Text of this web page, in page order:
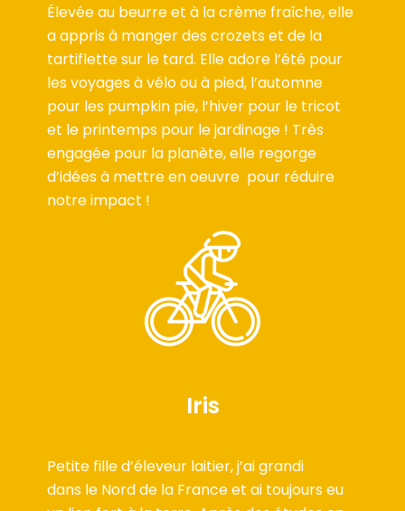
Élevée au beurre et à la crème fraîche, elle
a appris à manger des crozets et de la
tartiflette sur le tard. Elle adore l’été pour
les voyages à vélo ou à pied, l’automne
pour les pumpkin pie, l’hiver pour le tricot
et le printemps pour le jardinage ! Très
engagée pour la planète, elle regorge
d’idées à mettre en oeuvre pour réduire
notre impact !
Iris
Petite fille d’éleveur laitier, j’ai grandi
dans le Nord de la France et ai toujours eu